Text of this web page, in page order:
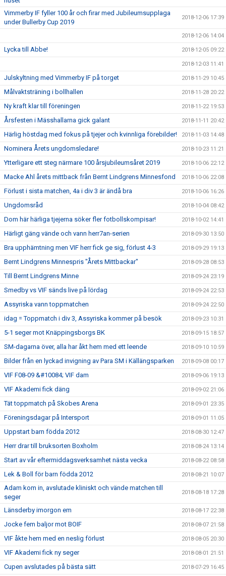
Vimmerby IF fyller 100 år och firar med Jubileumsupplaga
under Bullerby Cup 2019
2018-12-06 17:39
2018-12-06 14:04
Lycka till Abbe! 2018-12-05 09:22
2018-12-03 11:41
Julskyltning med Vimmerby IF på torget 2018-11-29 10:45
Målvaktsträning i bollhallen 2018-11-28 20:22
Ny kraft klar till föreningen 2018-11-22 19:53
Årsfesten i Mässhallarna gick galant 2018-11-11 20:42
Härlig höstdag med fokus på tjejer och kvinnliga förebilder! 2018-11-03 14:48
Nominera Årets ungdomsledare! 2018-10-23 11:21
Ytterligare ett steg närmare 100 årsjubileumsåret 2019 2018-10-06 22:12
Macke Ahl årets mittback från Bernt Lindgrens Minnesfond 2018-10-06 22:08
Förlust i sista matchen, 4a i div 3 är ändå bra 2018-10-06 16:26
Ungdomsråd 2018-10-04 08:42
Dom här härliga tjejerna söker fler fotbollskompisar! 2018-10-02 14:41
Härligt gäng vände och vann herr7an-serien 2018-09-30 13:50
Bra upphämtning men VIF herr fick ge sig, förlust 4-3 2018-09-29 19:13
Bernt Lindgrens Minnespris "Årets Mittbackar" 2018-09-28 08:53
Till Bernt Lindgrens Minne 2018-09-24 23:19
Smedby vs VIF sänds live på lördag 2018-09-24 22:53
Assyriska vann toppmatchen 2018-09-24 22:50
idag = Toppmatch i div 3, Assyriska kommer på besök 2018-09-23 10:31
5-1 seger mot Knäppingsborgs BK 2018-09-15 18:57
SM-dagarna över, alla har åkt hem med ett leende 2018-09-10 10:59
Bilder från en lyckad invigning av Para SM i Källängsparken 2018-09-08 00:17
VIF F08-09 &#10084; VIF dam 2018-09-06 19:13
VIF Akademi fick däng 2018-09-02 21:06
Tät toppmatch på Skobes Arena 2018-09-01 23:35
Föreningsdagar på Intersport 2018-09-01 11:05
Uppstart barn födda 2012 2018-08-30 12:47
Herr drar till bruksorten Boxholm 2018-08-24 13:14
Start av vår eftermiddagsverksamhet nästa vecka 2018-08-22 08:58
Lek & Boll för barn födda 2012 2018-08-21 10:07
Adam kom in, avslutade kliniskt och vände matchen till
seger
2018-08-18 17:28
Länsderby imorgon em 2018-08-17 22:38
Jocke fem baljor mot BOIF 2018-08-07 21:58
VIF åkte hem med en neslig förlust 2018-08-05 20:30
VIF Akademi fick ny seger 2018-08-01 21:51
Cupen avslutades på bästa sätt 2018-07-29 16:45